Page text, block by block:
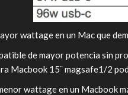
wattage en un Mac que
de mayor potencia sin
Macbook 15¨ magsafe1/2
wattage en un Macbook